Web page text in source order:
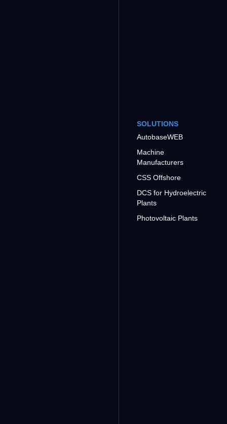
SOLUTIONS
AutobaseWEB
Machine
Manufacturers
CSS Offshore
DCS for Hydroelectric
Plants
Photovoltaic Plants